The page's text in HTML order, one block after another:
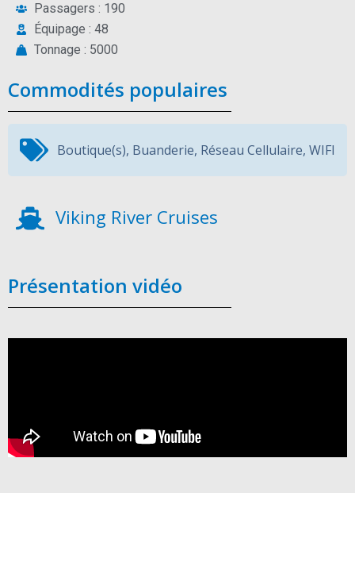
Passagers : 190
Équipage : 48
Tonnage : 5000
Commodités populaires
Boutique(s), Buanderie, Réseau Cellulaire, WIFI
Viking River Cruises
Présentation vidéo